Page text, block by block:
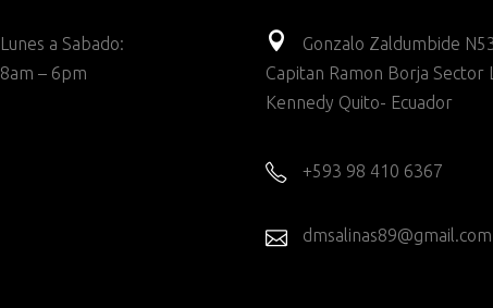
Lunes a Sabado:
8am – 6pm
Gonzalo Zaldumbide
Capitan Ramon Borja Sector
Kennedy Quito- Ecuador
+593 98 410 6367
dmsalinas89@gmail.com